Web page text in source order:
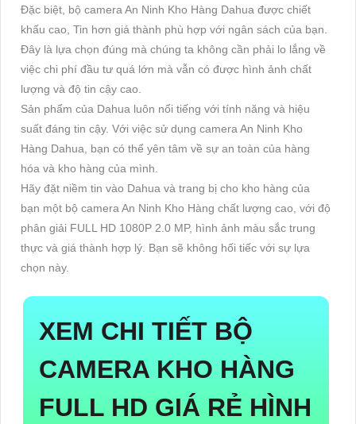
Đặc biệt, bộ camera An Ninh Kho Hàng Dahua được chiết
khấu cao, Tin hơn giá thành phù hợp với ngân sách của bạn.
Đây là lựa chọn đúng mà chúng ta không cần phải lo lắng về
việc chi phí đầu tư quá lớn mà vẫn có được hình ảnh chất
lượng và độ tin cậy cao.
Sản phẩm của Dahua luôn nổi tiếng với tính năng và hiệu
suất đáng tin cậy. Với việc sử dụng camera An Ninh Kho
Hàng Dahua, bạn có thể yên tâm về sự an toàn của hàng
hóa và kho hàng của mình.
Hãy đặt niềm tin vào Dahua và trang bị cho kho hàng của
bạn một bộ camera An Ninh Kho Hàng chất lượng cao, với độ
phân giải FULL HD 1080P 2.0 MP, hình ảnh màu sắc trung
thực và giá thành hợp lý. Bạn sẽ không hối tiếc với sự lựa
chọn này.
XEM CHI TIẾT BỘ
CAMERA KHO HÀNG
FULL HD GIÁ RẺ HÌNH